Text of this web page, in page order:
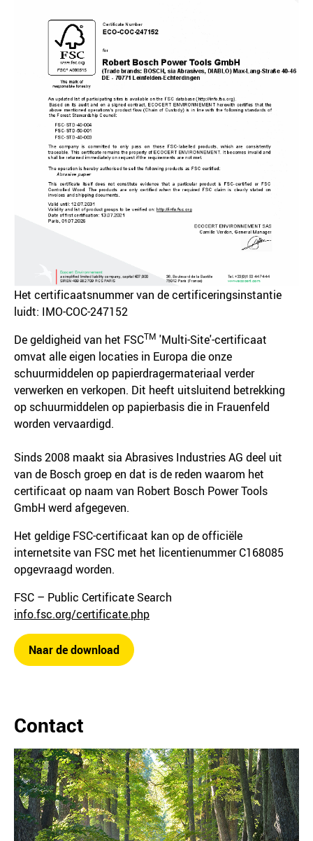
Het certificaatsnummer van de certificeringsinstantie
luidt: IMO-COC-247152
De geldigheid van het FSCTM 'Multi-Site'-certificaat
omvat alle eigen locaties in Europa die onze
schuurmiddelen op papierdragermateriaal verder
verwerken en verkopen. Dit heeft uitsluitend betrekking
op schuurmiddelen op papierbasis die in Frauenfeld
worden vervaardigd.
Sinds 2008 maakt sia Abrasives Industries AG deel uit
van de Bosch groep en dat is de reden waarom het
certificaat op naam van Robert Bosch Power Tools
GmbH werd afgegeven.
Het geldige FSC-certificaat kan op de officiële
internetsite van FSC met het licentienummer C168085
opgevraagd worden.
FSC – Public Certificate Search
info.fsc.org/certificate.php
Naar de download
Contact